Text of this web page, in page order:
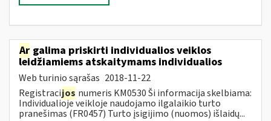
Ar galima priskirti individualios veiklos
leidžiamiems atskaitymams individualios
Web turinio sąrašas 2018-11-22
Registracijos numeris KM0530 Ši informacija skelbiama:
Individualioje veikloje naudojamo ilgalaikio turto
pranešimas (FR0457) Turto įsigijimo (nuomos) išlaidų...